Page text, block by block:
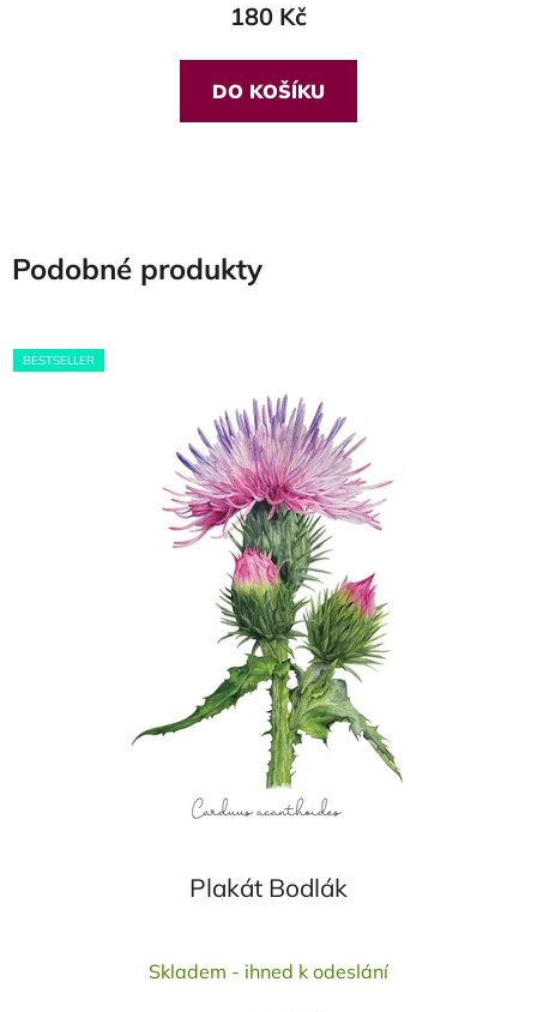
180 Kč
DO KOŠÍKU
Podobné produkty
BESTSELLER
Plakát Bodlák
hodnocení
Skladem - ihned k odeslání